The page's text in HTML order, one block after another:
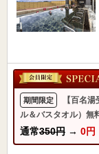
期間限定
【百名
ル＆バスタオル）無
通常350円 → 0円